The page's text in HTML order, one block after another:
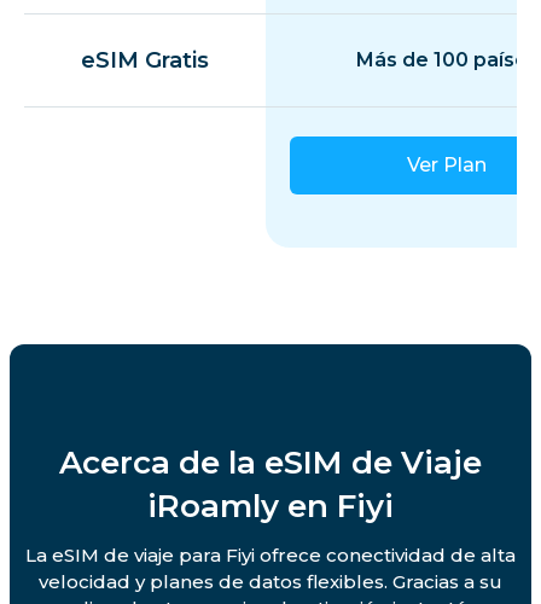
eSIM Gratis Más de 100 países
Ver Plan
Acerca de la eSIM de Viaje
iRoamly en Fiyi
La eSIM de viaje para Fiyi ofrece conectividad de alta
velocidad y planes de datos flexibles. Gracias a su